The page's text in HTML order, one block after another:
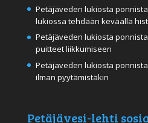
Petäjäveden lukiosta
lukiossa tehdään keväällä
Petäjäveden lukiosta
puitteet liikkumiseen
Petäjäveden lukiosta
ilman pyytämistäkin
Petäjävesi-lehti